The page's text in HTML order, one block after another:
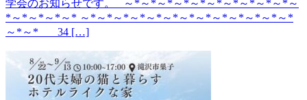
学会のお知らせです。 ～*～*～*～*～*～*～*～*～*～*～
*～*～*～*～* ～*～*～*～*～*～*～*～*～*～*～*～*～*
～*～* 34 […]